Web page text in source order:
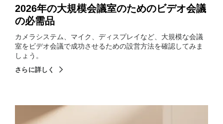
2026年の大規模会議室のためのビデオ会議
の必需品
カメラシステム、マイク、ディスプレイなど、大規模な会議
室をビデオ会議で成功させるための設営方法を確認してみま
しょう。
さらに詳しく